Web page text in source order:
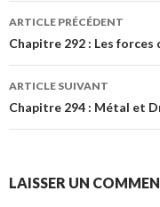
Navigation
des
articles
ARTICLE PRÉCÉDENT
Chapitre 292 : Les forces
ARTICLE SUIVANT
Chapitre 294 : Métal et
LAISSER UN